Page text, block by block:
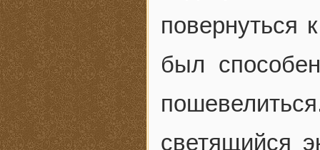
повернуться
был
светящийся